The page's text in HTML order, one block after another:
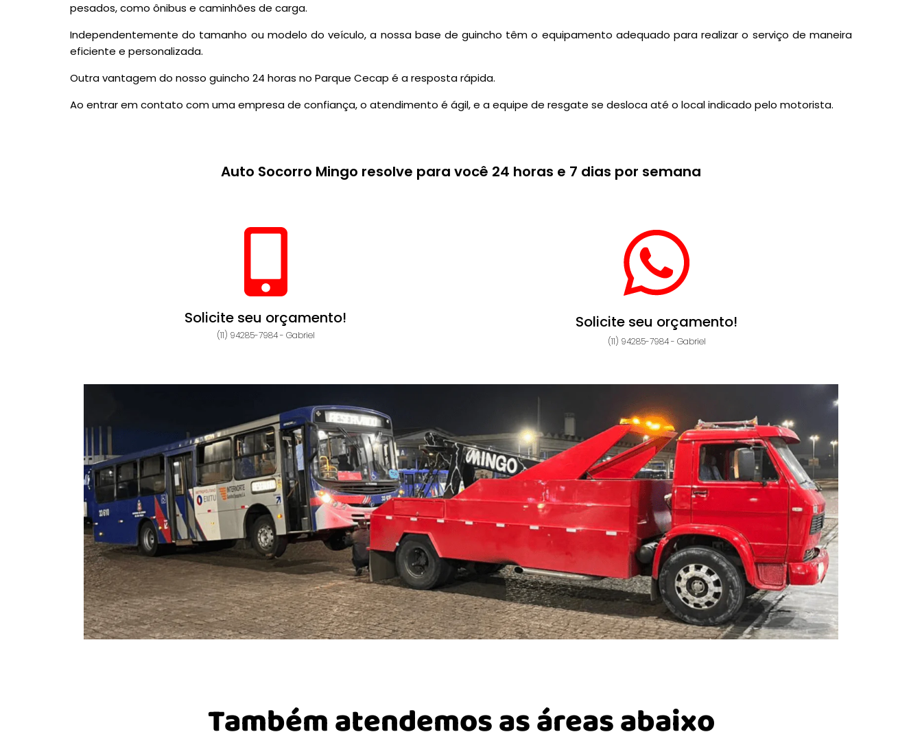
pesados, como ônibus e caminhões de carga.
Independentemente do tamanho ou modelo do veículo, a nossa base de guincho têm o equipamento adequado para realizar o serviço de maneira
eficiente e personalizada.
Outra vantagem do nosso guincho 24 horas no Parque Cecap é a resposta rápida.
Ao entrar em contato com uma empresa de confiança, o atendimento é ágil, e a equipe de resgate se desloca até o local indicado pelo motorista.
Auto Socorro Mingo resolve para você 24 horas e 7 dias por semana
Solicite seu orçamento!
(11) 94285-7984 - Gabriel
Solicite seu orçamento!
(11) 94285-7984 - Gabriel